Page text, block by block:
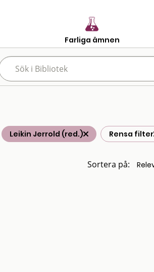
Farliga ämnen
Leikin Jerrold (red.) Rensa filter
Sortera på: